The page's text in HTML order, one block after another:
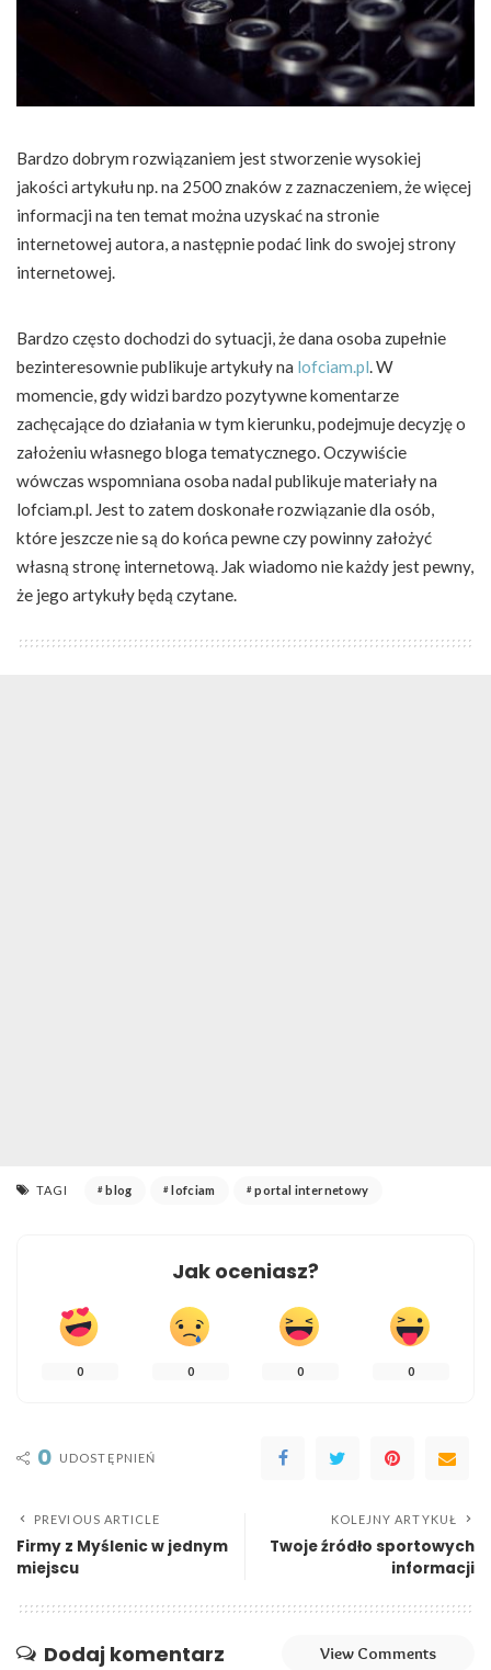
Bardzo dobrym rozwiązaniem jest stworzenie wysokiej
jakości artykułu np. na 2500 znaków z zaznaczeniem, że więcej
informacji na ten temat można uzyskać na stronie
internetowej autora, a następnie podać link do swojej strony
internetowej.
Bardzo często dochodzi do sytuacji, że dana osoba zupełnie
bezinteresownie publikuje artykuły na lofciam.pl. W
momencie, gdy widzi bardzo pozytywne komentarze
zachęcające do działania w tym kierunku, podejmuje decyzję o
założeniu własnego bloga tematycznego. Oczywiście
wówczas wspomniana osoba nadal publikuje materiały na
lofciam.pl. Jest to zatem doskonałe rozwiązanie dla osób,
które jeszcze nie są do końca pewne czy powinny założyć
własną stronę internetową. Jak wiadomo nie każdy jest pewny,
że jego artykuły będą czytane.
TAGI blog lofciam portal internetowy
Jak oceniasz?
0 0 0 0
0 UDOSTĘPNIEŃ
PREVIOUS ARTICLE
Firmy z Myślenic w jednym
miejscu
KOLEJNY ARTYKUŁ
Twoje źródło sportowych
informacji
Dodaj komentarz View Comments